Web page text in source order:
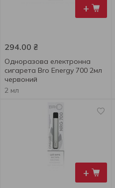
+
294.00 ₴
Одноразова електронна
сигарета Bro Energy 700 2мл
червоний
2 мл
+